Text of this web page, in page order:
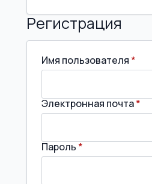
Регистрация
Имя пользователя *
Электронная почта*
Пароль *Обязательно